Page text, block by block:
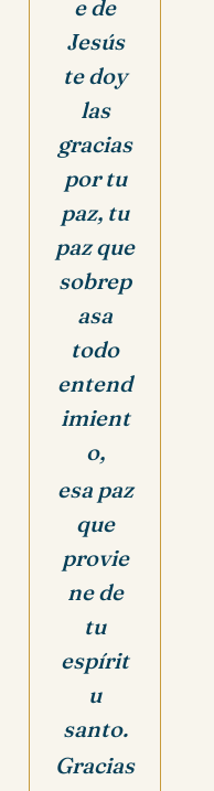
e de
Jesús
te doy
las
gracias
por tu
paz, tu
paz que
sobrep
asa
todo
entend
imient
o,
esa paz
que
provie
ne de
tu
espírit
u
santo.
Gracias